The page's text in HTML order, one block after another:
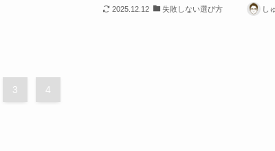
2025.12.12 失敗しない選び方 し
3 4